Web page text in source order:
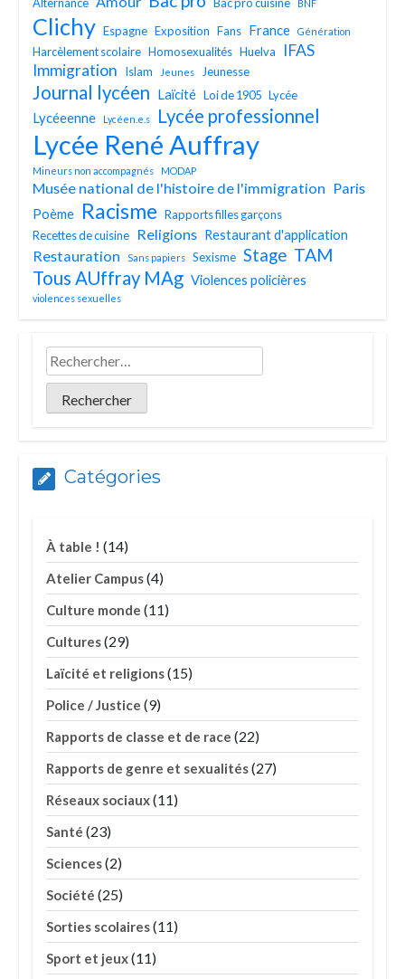
BNF
Clichy Espagne Exposition Fans France Génération
Harcèlement scolaire Homosexualités Huelva
IFAS
Immigration
Islam Jeunes Jeunesse
Journal lycéen Laïcité Loi de 1905 Lycée
Lycéeenne Lycéen.e.s Lycée professionnel
Lycée René Auffray
Mineurs non accompagnés MODAP
Musée national de l'histoire de l'immigration Paris
Poème Racisme Rapports filles garçons
Recettes de cuisine
Religions Restaurant d'application
Restauration Sans papiers Sexisme Stage TAM
Tous AUffray MAg Violences policières
violences sexuelles
Catégories
À table ! (14)
Atelier Campus(4)
Culture monde (11)
Cultures(29)
Laïcité et religions(15)
Police / Justice (9)
Rapports de classe et de race (22)
Rapports de genre et sexualités(27)
Réseaux sociaux(11)
Santé (23)
Sciences(2)
Société (25)
Sorties scolaires(11)
Sport et jeux(11)